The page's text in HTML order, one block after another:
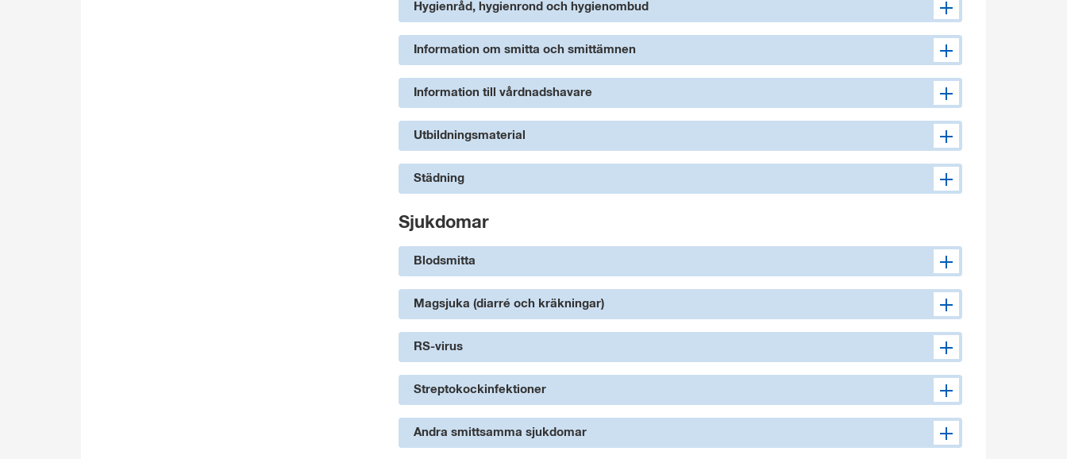
Hygienråd, hygienrond och hygienombud
Information om smitta och smittämnen
Information till vårdnadshavare
Utbildningsmaterial
Städning
Sjukdomar
Blodsmitta
Magsjuka (diarré och kräkningar)
RS-virus
Streptokockinfektioner
Andra smittsamma sjukdomar